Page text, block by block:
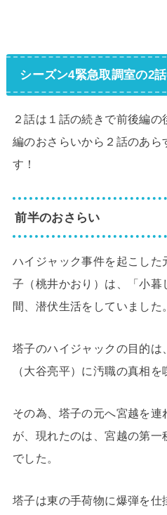
シーズン4緊急取調室の2
２話は１話の続きで前後編
編のおさらいから２話のあら
す！
前半のおさらい
ハイジャック事件を起こし
子（桃井かおり）は、「小
間、潜伏生活をしていました。
塔子のハイジャックの目的
（大谷亮平）に汚職の真相を
その為、塔子の元へ宮越を
が、現れたのは、宮越の第一
でした。
塔子は東の手荷物に爆弾を